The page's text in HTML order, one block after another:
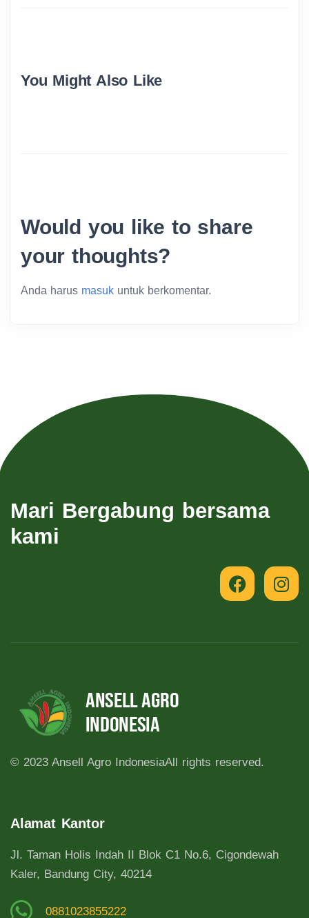
You Might Also Like
Would you like to share
your thoughts?
Anda harus masuk untuk berkomentar.
Mari Bergabung bersama
kami
© 2023 Ansell Agro IndonesiaAll rights reserved.
Alamat Kantor
Jl. Taman Holis Indah II Blok C1 No.6, Cigondewah
Kaler, Bandung City, 40214
0881023855222